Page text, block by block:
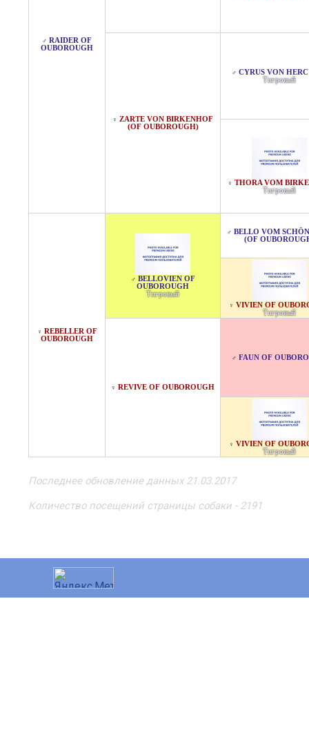
♂ RAIDER OF
OUBOROUGH
♀ ZARTE VON BIRKENHOF
(OF OUBOROUGH)
♂ CYRUS VON
Тигровый
♀ THORA VOM
Тигровый
♀ REBELLER OF
OUBOROUGH
♂ BELLOVIEN OF
OUBOROUGH
Тигровый
♂ BELLO VOM
(OF
♀ VIVIEN OF
Тигровый
♀ REVIVE OF OUBOROUGH
♂ FAUN OF
♀ VIVIEN OF
Тигровый
Последнее обновление данных 21.03.2017
Количество посещений страницы собаки - 2191